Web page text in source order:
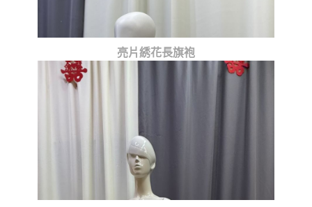
亮片綉花長旗袍